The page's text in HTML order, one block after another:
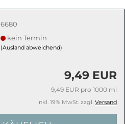
6680
kein Termin
(Ausland abweichend)
9,49 EUR
9,49 EUR pro 1000 ml
inkl. 19% MwSt. zzgl. Versand